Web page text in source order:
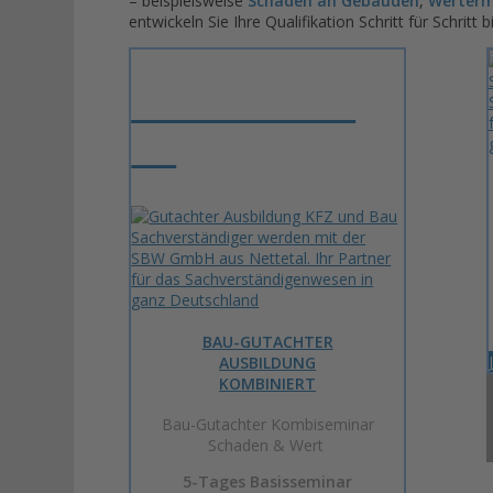
entwickeln Sie Ihre Qualifikation Schritt für Schritt
BAU-GUTACHTER
AUSBILDUNG
KOMBINIERT
Bau-Gutachter Kombiseminar
Schaden & Wert
5-Tages Basisseminar